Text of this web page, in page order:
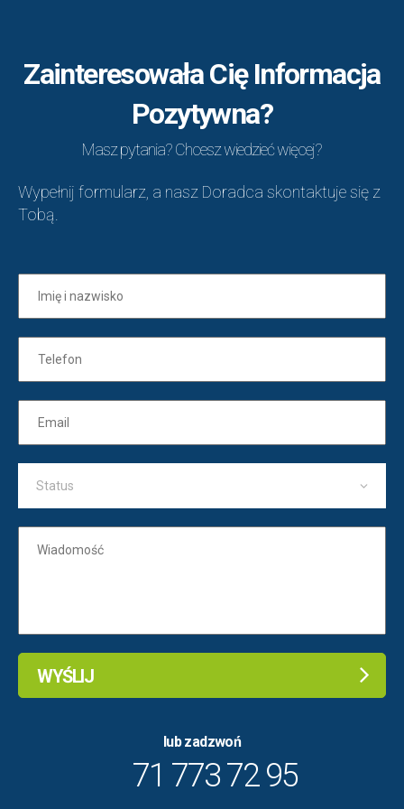
Zainteresowała Cię Informacja
Pozytywna?
Masz pytania? Chcesz wiedzieć więcej?
Wypełnij formularz, a nasz Doradca skontaktuje się z
Tobą.
Status
WYŚLIJ
lub zadzwoń
71 773 72 95